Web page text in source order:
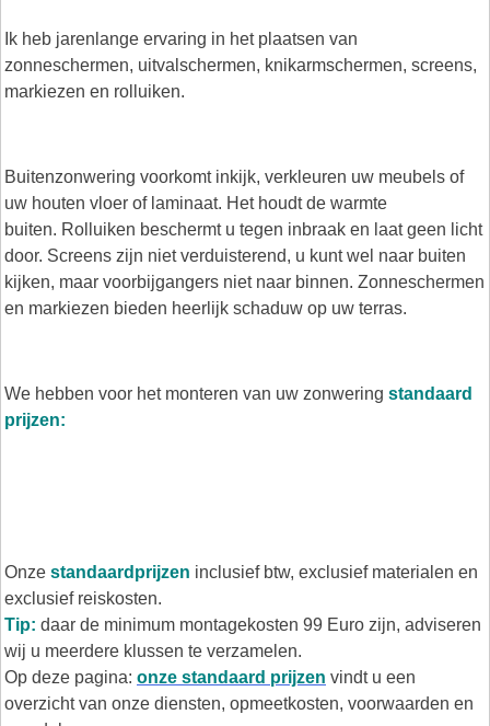
Ik heb jarenlange ervaring in het plaatsen van
zonneschermen, uitvalschermen, knikarmschermen, screens,
markiezen en rolluiken.
Buitenzonwering voorkomt inkijk, verkleuren uw meubels of
uw houten vloer of laminaat. Het houdt de warmte
buiten. Rolluiken beschermt u tegen inbraak en laat geen licht
door. Screens zijn niet verduisterend, u kunt wel naar buiten
kijken, maar voorbijgangers niet naar binnen. Zonneschermen
en markiezen bieden heerlijk schaduw op uw terras.
We hebben voor het monteren van uw zonwering standaard
prijzen:
Onze standaardprijzen inclusief btw, exclusief materialen en
exclusief reiskosten.
Tip: daar de minimum montagekosten 99 Euro zijn, adviseren
wij u meerdere klussen te verzamelen.
Op deze pagina: onze standaard prijzen vindt u een
overzicht van onze diensten, opmeetkosten, voorwaarden en